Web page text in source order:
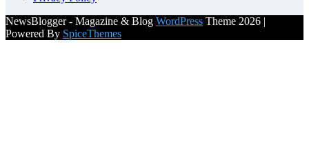
NewsBlogger - Magazine & Blog WordPress Theme 2026 |
Powered By SpiceThemes